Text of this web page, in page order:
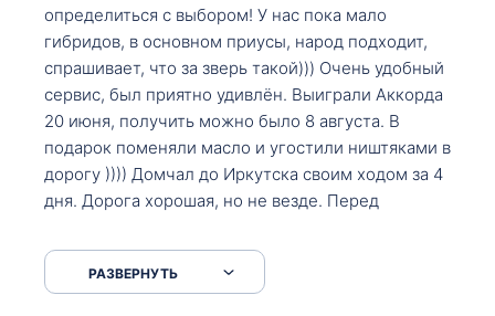
определиться с выбором! У нас пока мало
гибридов, в основном приусы, народ подходит,
спрашивает, что за зверь такой))) Очень удобный
сервис, был приятно удивлён. Выиграли Аккорда
20 июня, получить можно было 8 августа. В
подарок поменяли масло и угостили ништяками в
дорогу )))) Домчал до Иркутска своим ходом за 4
дня. Дорога хорошая, но не везде. Перед
серпантинах по пути следования.
РАЗВЕРНУТЬ